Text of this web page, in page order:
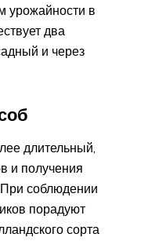
урожайности в
два
и через
длительный,
и получения
соблюдении
порадуют
сорта